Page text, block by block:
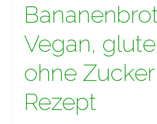
Vegan,
ohne Zucker |
Rezept